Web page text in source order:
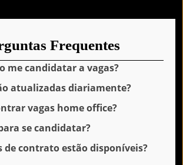
Frequentes
me candidatar a vagas?
atualizadas diariamente?
vagas home office?
se candidatar?
de contrato estão disponíveis?